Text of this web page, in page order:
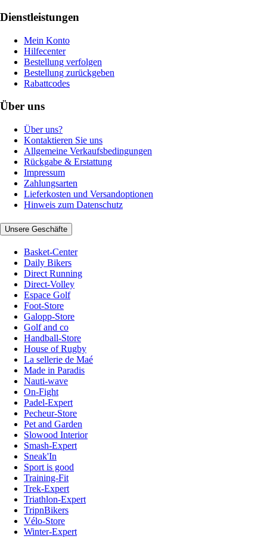
Dienstleistungen
Mein Konto
Hilfecenter
Bestellung verfolgen
Bestellung zurückgeben
Rabattcodes
Über uns
Über uns?
Kontaktieren Sie uns
Allgemeine Verkaufsbedingungen
Rückgabe & Erstattung
Impressum
Zahlungsarten
Lieferkosten und Versandoptionen
Hinweis zum Datenschutz
Unsere Geschäfte
Basket-Center
Daily Bikers
Direct Running
Direct-Volley
Espace Golf
Foot-Store
Galopp-Store
Golf and co
Handball-Store
House of Rugby
La sellerie de Maé
Made in Paradis
Nauti-wave
On-Fight
Padel-Expert
Pecheur-Store
Pet and Garden
Slowood Interior
Smash-Expert
Sneak'In
Sport is good
Training-Fit
Trek-Expert
Triathlon-Expert
TripnBikers
Vélo-Store
Winter-Expert